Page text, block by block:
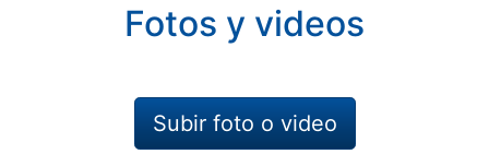
Fotos y videos
Subir foto o video